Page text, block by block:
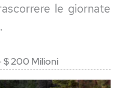
le giornate
$ 200 Milioni